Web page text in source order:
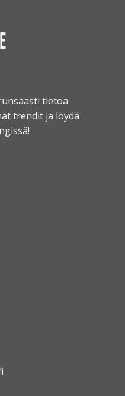
tietoa
trendit ja löydä